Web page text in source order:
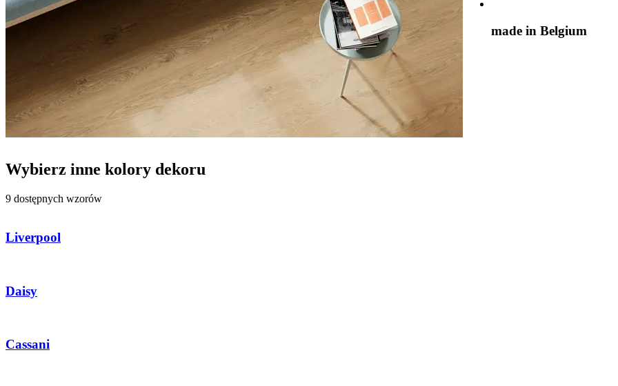
made in Belgium
Wybierz inne kolory dekoru
9 dostępnych wzorów
Liverpool
Daisy
Cassani